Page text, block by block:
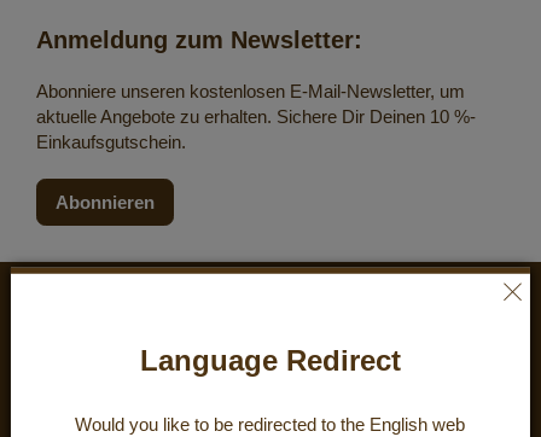
Anmeldung zum Newsletter:
Abonniere unseren kostenlosen E-Mail-Newsletter, um
aktuelle Angebote zu erhalten. Sichere Dir Deinen 10 %-
Einkaufsgutschein.
Abonnieren
Kundenzufriedenheit
eKomi KUNDENREZENSIONEN
Language Redirect
Would you like to be redirected to the English web